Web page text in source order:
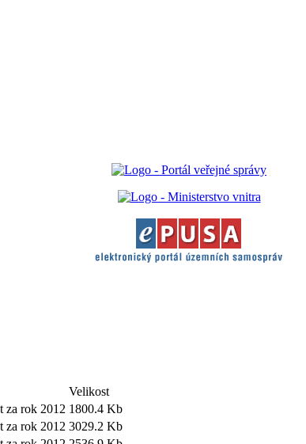
Velikost
za rok 2012 1800.4 Kb
za rok 2012 3029.2 Kb